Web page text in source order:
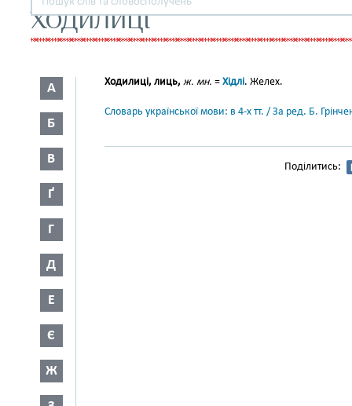
ХОДИЛИЦІ
А
Б
В
Ґ
Г
Д
Е
Є
Ж
Ходилиці, лиць, ж. мн. = Хідлі. Желех.
Словарь української мови: в 4-х тт. / За ред. Б.
Поділитись: